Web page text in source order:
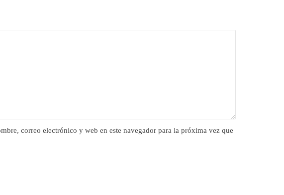
correo electrónico y web en este navegador para la próxima vez que